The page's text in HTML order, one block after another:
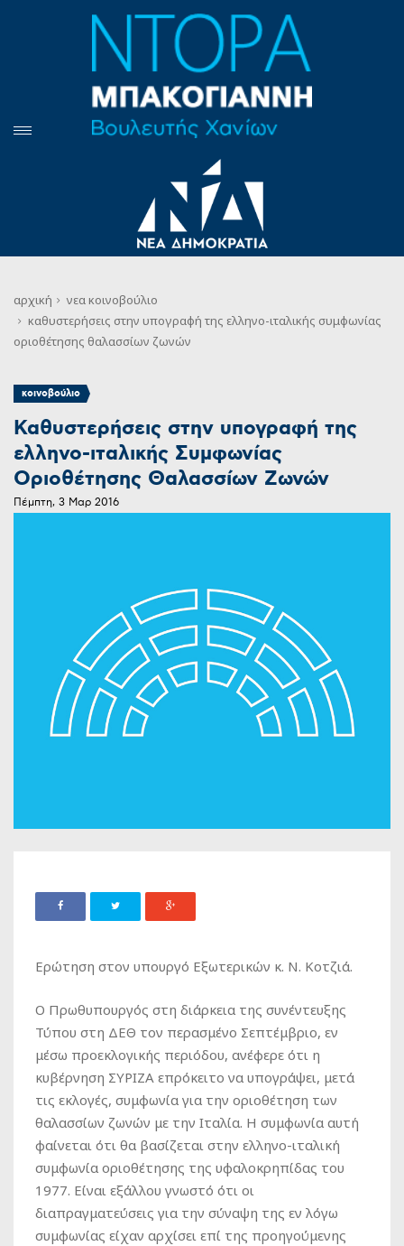
αρχική νεακοινοβούλιο
καθυστερήσεις στην υπογραφή της ελληνο-ιταλικής συμφωνίας
οριοθέτησης θαλασσίων ζωνών
κοινοβούλιο
Καθυστερήσεις στην υπογραφή της
ελληνο-ιταλικής Συμφωνίας
Οριοθέτησης Θαλασσίων Ζωνών
Πέμπτη, 3 Μαρ 2016
Ερώτηση στον υπουργό Εξωτερικών κ. Ν. Κοτζιά.
Ο Πρωθυπουργός στη διάρκεια της συνέντευξης
Τύπου στη ΔΕΘ τον περασμένο Σεπτέμβριο, εν
μέσω προεκλογικής περιόδου, ανέφερε ότι η
κυβέρνηση ΣΥΡΙΖΑ επρόκειτο να υπογράψει, μετά
τις εκλογές, συμφωνία για την οριοθέτηση των
θαλασσίων ζωνών με την Ιταλία. Η συμφωνία αυτή
φαίνεται ότι θα βασίζεται στην ελληνο-ιταλική
συμφωνία οριοθέτησης της υφαλοκρηπίδας του
1977. Είναι εξάλλου γνωστό ότι οι
διαπραγματεύσεις για την σύναψη της εν λόγω
συμφωνίας είχαν αρχίσει επί της προηγούμενης